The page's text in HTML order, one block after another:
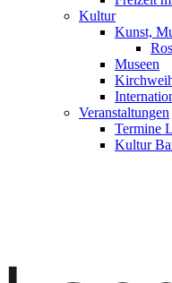
Kultur
Kunst,
Museen
Veranstaltungen
Termine
Kultur